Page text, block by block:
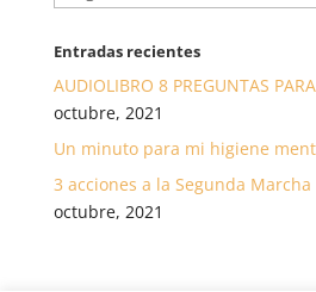
Entradas recientes
AUDIOLIBRO 8 PREGUNTAS
octubre, 2021
Un minuto para mi higiene
3 acciones a la Segunda
octubre, 2021